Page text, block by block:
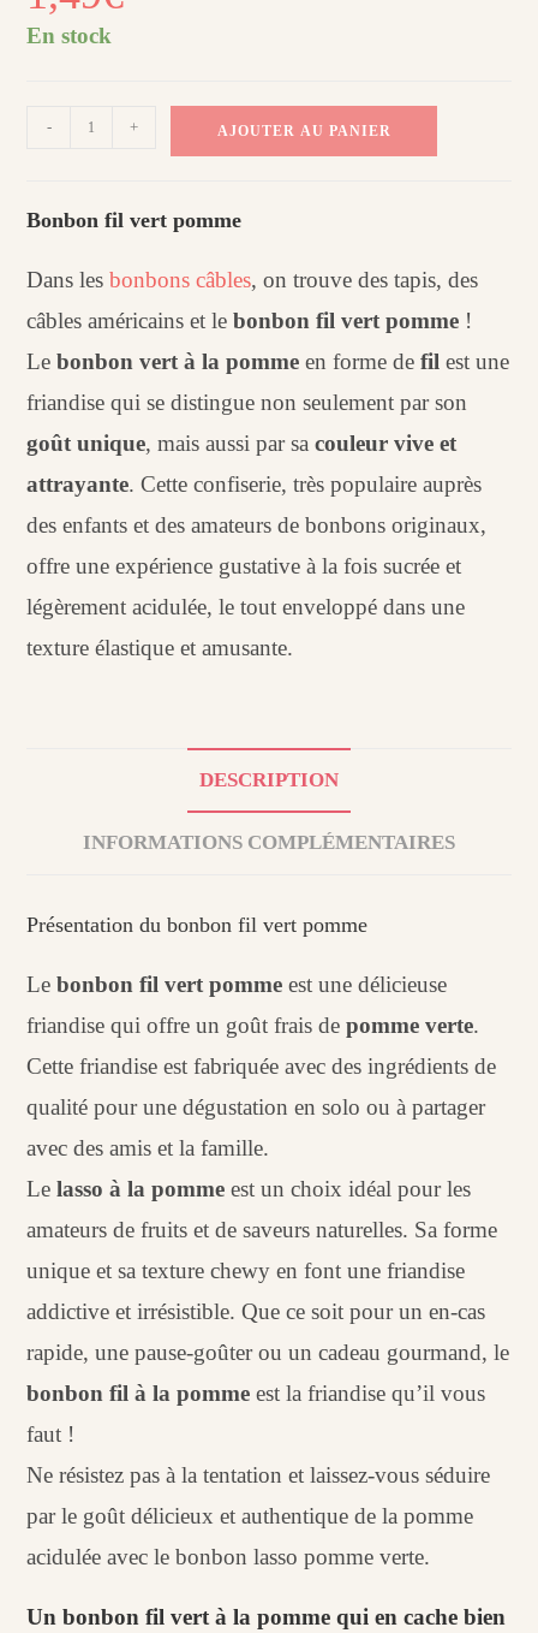
En stock
- + AJOUTER AU PANIER
Bonbon fil vert pomme
Dans lesbonbons câbles, on trouve des tapis, des
câbles américains et lebonbon fil vert pomme !
Lebonbon vert à la pomme en forme defil est une
friandise qui se distingue non seulement par son
goût unique, mais aussi par sacouleur vive et
attrayante. Cette confiserie, très populaire auprès
des enfants et des amateurs de bonbons originaux,
offre une expérience gustative à la fois sucrée et
légèrement acidulée, le tout enveloppé dans une
texture élastique et amusante.
DESCRIPTION
INFORMATIONS COMPLÉMENTAIRES
Présentation du bonbon fil vert pomme
Lebonbon fil vert pomme est une délicieuse
friandise qui offre un goût frais depomme verte.
Cette friandise est fabriquée avec des ingrédients de
qualité pour une dégustation en solo ou à partager
avec des amis et la famille.
Lelasso à la pomme est un choix idéal pour les
amateurs de fruits et de saveurs naturelles. Sa forme
unique et sa texture chewy en font une friandise
addictive et irrésistible. Que ce soit pour un en-cas
rapide, une pause-goûter ou un cadeau gourmand, le
bonbon fil à la pomme est la friandise qu’il vous
faut !
Ne résistez pas à la tentation et laissez-vous séduire
par le goût délicieux et authentique de la pomme
acidulée avec le bonbon lasso pomme verte.
Un bonbon fil vert à la pomme qui en cache bien